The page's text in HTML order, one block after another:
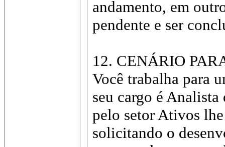
andamento, em
pendente e ser
12. CENÁRIO
Você trabalha para
seu cargo é Analista
pelo setor Ativos
solicitando o